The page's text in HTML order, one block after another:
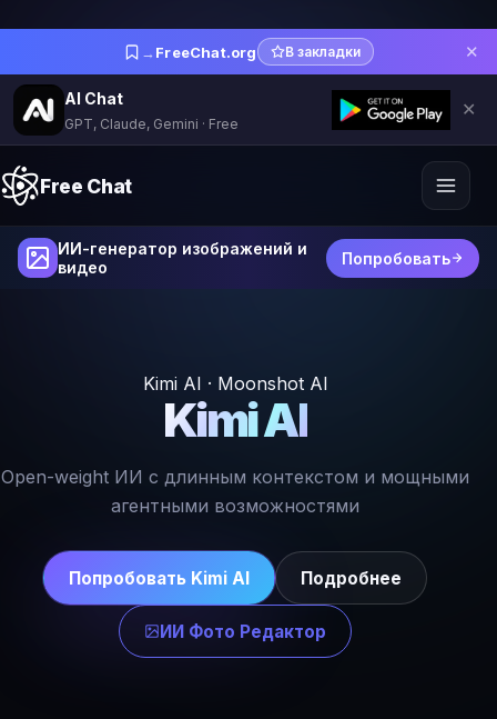
→ FreeChat.org В закладки ✕
AI Chat
GPT, Claude, Gemini · Free
✕
Free Chat
ИИ-генератор изображений и
видео
Попробовать
Kimi AI · Moonshot AI
Kimi AI
Open-weight ИИ с длинным контекстом и мощными
агентными возможностями
Попробовать Kimi AI Подробнее
ИИ Фото Редактор